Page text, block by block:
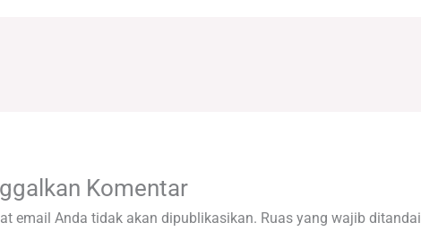
Komentar
email Anda tidak akan dipublikasikan. Ruas yang wajib ditandai